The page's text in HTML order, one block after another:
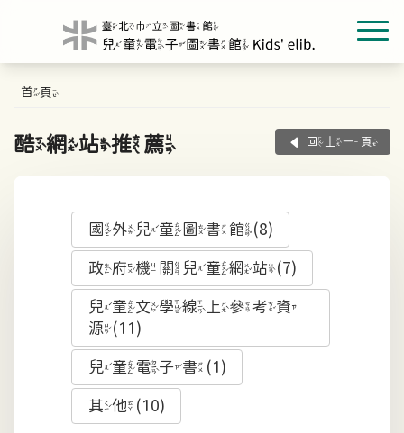
首頁
酷網站推薦 回上一頁
國外兒童圖書館(8)
政府機關兒童網站(7)
兒童文學線上參考資
源(11)
兒童電子書(1)
其他(10)